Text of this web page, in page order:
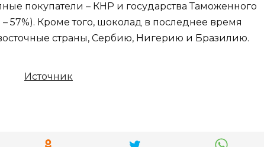
покупатели – КНР и государства Таможенного
57%). Кроме того, шоколад в последнее время
страны, Сербию, Нигерию и Бразилию.
Источник